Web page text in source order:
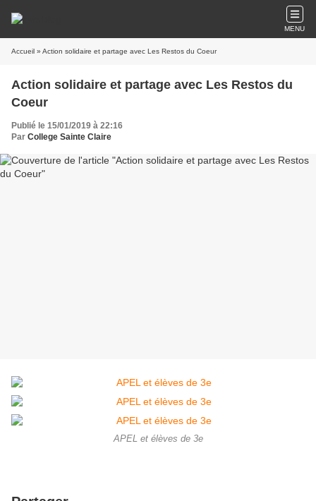
MENU
Accueil » Action solidaire et partage avec Les Restos du Coeur
Action solidaire et partage avec Les Restos du
Coeur
Publié le 15/01/2019 à 22:16
Par College Sainte Claire
APEL et élèves de 3e